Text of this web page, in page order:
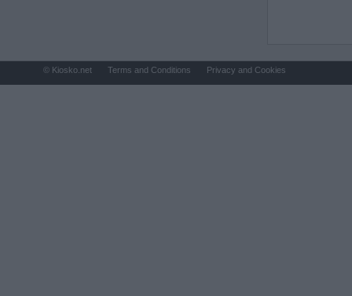
© Kiosko.net Terms and Conditions Privacy and Cookies